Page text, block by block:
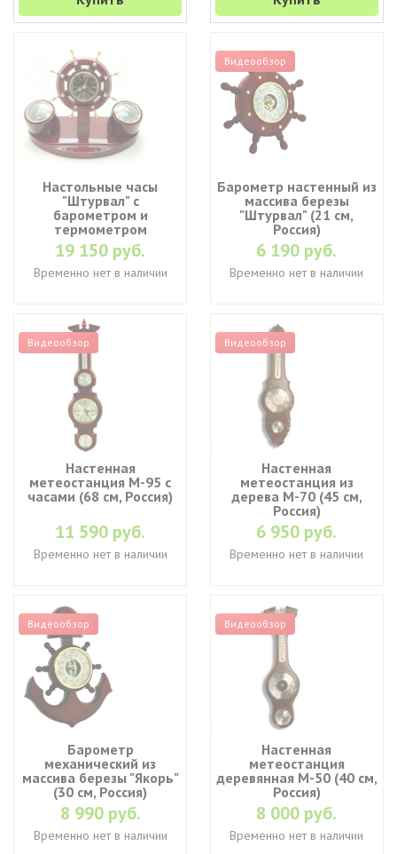
Настольные часы
"Штурвал" с
барометром и
термометром
19 150 руб.
Временно нет в наличии
Видеообзор
Барометр настенный из
массива березы
"Штурвал" (21 см,
Россия)
6 190 руб.
Временно нет в наличии
Видеообзор
Настенная
метеостанция М-95 с
часами (68 см, Россия)
11 590 руб.
Временно нет в наличии
Видеообзор
Настенная
метеостанция из
дерева М-70 (45 см,
Россия)
6 950 руб.
Временно нет в наличии
Видеообзор
Барометр
механический из
массива березы "Якорь"
(30 см, Россия)
8 990 руб.
Временно нет в наличии
Видеообзор
Настенная
метеостанция
деревянная М-50 (40 см,
Россия)
8 000 руб.
Временно нет в наличии